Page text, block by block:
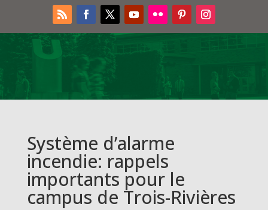
Système d’alarme
incendie: rappels
importants pour le
campus de Trois-Rivières